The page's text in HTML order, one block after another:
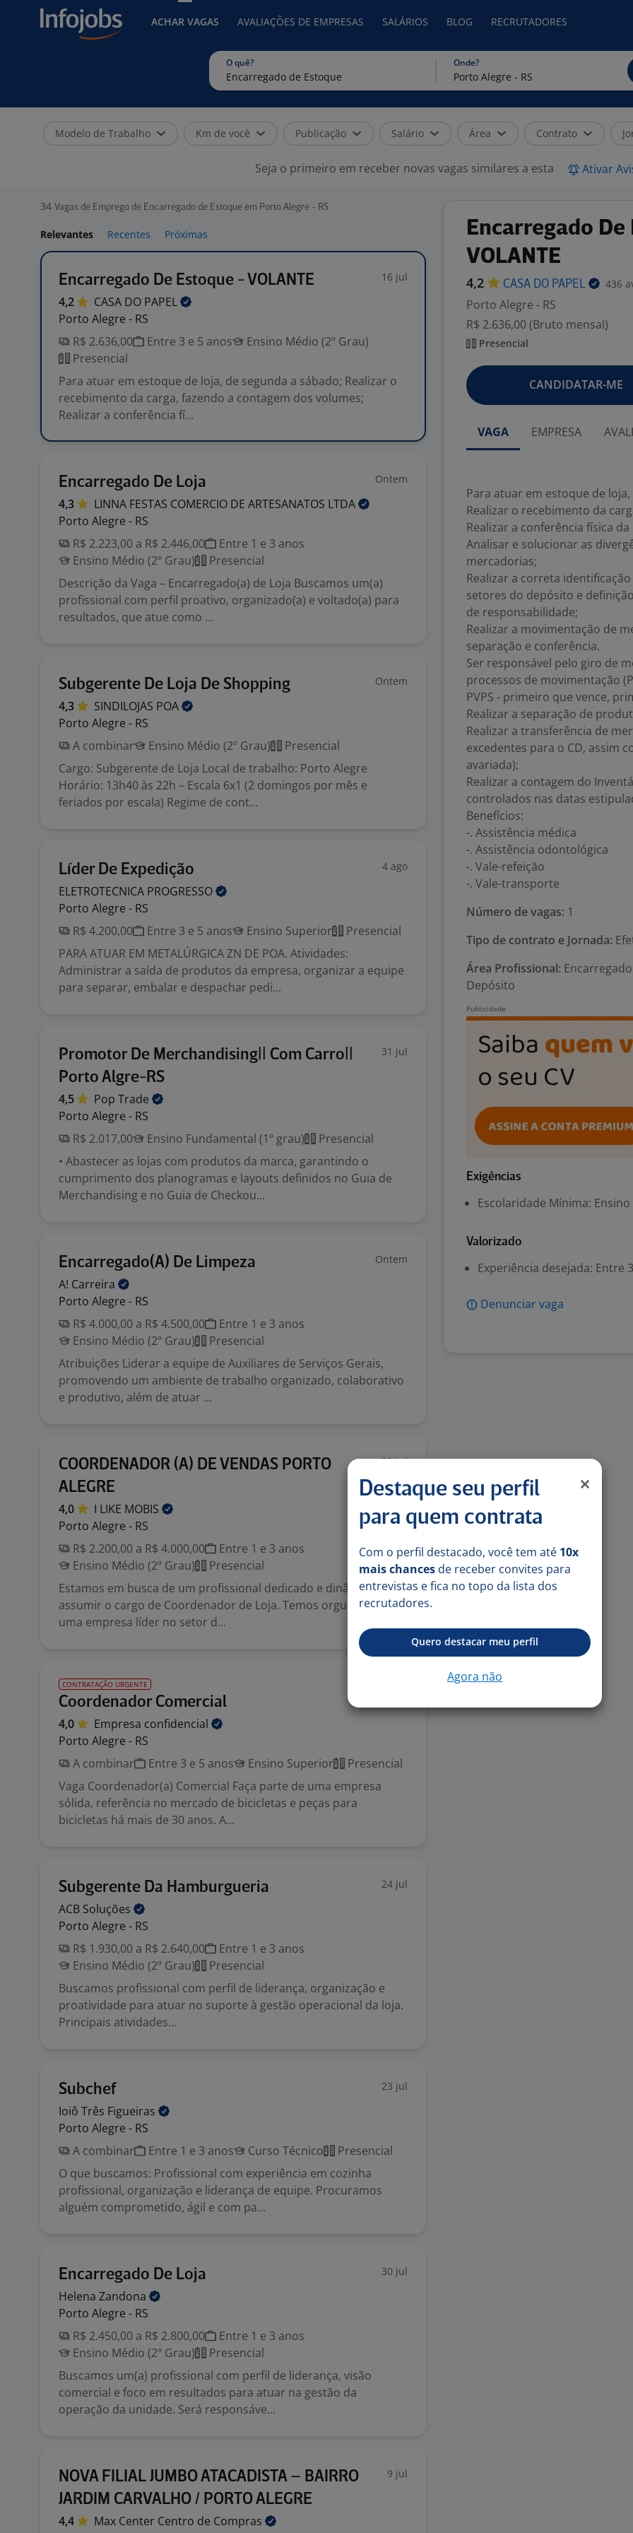
ACHAR VAGAS AVALIAÇÕES DE EMPRESAS SALÁRIOS BLOG RECRUTADORES
O quê? Onde?
Modelo de Trabalho Km de você Publicação Salário Área Contrato
Seja o primeiro em receber novas vagas similares a esta Ativar
34 Vagas de Emprego de Encarregado de Estoque em Porto Alegre - RS
Relevantes Recentes Próximas
Encarregado De Estoque - VOLANTE 16 jul
4,2 CASA DO PAPEL
Porto Alegre - RS
R$ 2.636,00
Entre 3 e 5 anos
Ensino Médio (2º Grau)
Presencial
Para atuar em estoque de loja, de segunda a sábado; Realizar o
recebimento da carga, fazendo a contagem dos volumes;
Realizar a conferência fí...
Encarregado De Loja Ontem
4,3 LINNA FESTAS COMERCIO DE ARTESANATOS LTDA
Porto Alegre - RS
R$ 2.223,00 a R$ 2.446,00
Entre 1 e 3 anos
Ensino Médio (2º Grau)
Presencial
Descrição da Vaga – Encarregado(a) de Loja Buscamos um(a)
profissional com perfil proativo, organizado(a) e voltado(a) para
resultados, que atue como ...
Subgerente De Loja De Shopping Ontem
4,3 SINDILOJAS POA
Porto Alegre - RS
A combinar
Ensino Médio (2º Grau)
Presencial
Cargo: Subgerente de Loja Local de trabalho: Porto Alegre
Horário: 13h40 às 22h – Escala 6x1 (2 domingos por mês e
feriados por escala) Regime de cont...
Líder De Expedição 4 ago
ELETROTECNICA PROGRESSO
Porto Alegre - RS
R$ 4.200,00
Entre 3 e 5 anos Ensino Superior
Presencial
PARA ATUAR EM METALÚRGICA ZN DE POA. Atividades:
Administrar a saída de produtos da empresa, organizar a equipe
para separar, embalar e despachar pedi...
Promotor De Merchandising|| Com Carro||
Porto Algre-RS
31 jul
4,5 Pop Trade
Porto Alegre - RS
R$ 2.017,00
Ensino Fundamental (1º grau)
Presencial
• Abastecer as lojas com produtos da marca, garantindo o
cumprimento dos planogramas e layouts definidos no Guia de
Merchandising e no Guia de Checkou...
Encarregado(A) De Limpeza Ontem
A! Carreira
Porto Alegre - RS
R$ 4.000,00 a R$ 4.500,00
Entre 1 e 3 anos
Ensino Médio (2º Grau)
Presencial
Atribuições Liderar a equipe de Auxiliares de Serviços Gerais,
promovendo um ambiente de trabalho organizado, colaborativo
e produtivo, além de atuar ...
COORDENADOR (A) DE VENDAS PORTO
ALEGRE
30 jul
4,0 I LIKE MOBIS
Porto Alegre - RS
R$ 2.200,00 a R$ 4.000,00
Entre 1 e 3 anos
Ensino Médio (2º Grau)
Presencial
Estamos em busca de um profissional dedicado e dinâmico para
assumir o cargo de Coordenador de Loja. Temos orgulho de ser
uma empresa líder no setor d...
CONTRATAÇÃO URGENTE
Coordenador Comercial
4,0 Empresa confidencial
Porto Alegre - RS
A combinar
Entre 3 e 5 anos Ensino Superior
Presencial
Vaga Coordenador(a) Comercial Faça parte de uma empresa
sólida, referência no mercado de bicicletas e peças para
bicicletas há mais de 30 anos. A...
Subgerente Da Hamburgueria 24 jul
ACB Soluções
Porto Alegre - RS
R$ 1.930,00 a R$ 2.640,00
Entre 1 e 3 anos
Ensino Médio (2º Grau)
Presencial
Buscamos profissional com perfil de liderança, organização e
proatividade para atuar no suporte à gestão operacional da loja.
Principais atividades...
Subchef 23 jul
Ioiô Três Figueiras
Porto Alegre - RS
A combinar
Entre 1 e 3 anos Curso Técnico
Presencial
O que buscamos: Profissional com experiência em cozinha
profissional, organização e liderança de equipe. Procuramos
alguém comprometido, ágil e com pa...
Encarregado De Loja 30 jul
Helena Zandona
Porto Alegre - RS
R$ 2.450,00 a R$ 2.800,00
Entre 1 e 3 anos
Ensino Médio (2º Grau)
Presencial
Buscamos um(a) profissional com perfil de liderança, visão
comercial e foco em resultados para atuar na gestão da
operação da unidade. Será responsáve...
NOVA FILIAL JUMBO ATACADISTA – BAIRRO
JARDIM CARVALHO / PORTO ALEGRE
9 jul
4,4 Max Center Centro de Compras
Encarregado De
VOLANTE
4,2 CASA DO PAPEL 436
Porto Alegre - RS
R$ 2.636,00 (Bruto mensal)
Presencial
CANDIDATAR-ME
VAGA EMPRESA
Para atuar em estoque de
Realizar o recebimento da
Realizar a conferência física
Analisar e solucionar as
mercadorias;
Realizar a correta
setores do depósito e
de responsabilidade;
Realizar a movimentação de
separação e conferência.
Ser responsável pelo giro de
processos de movimentação
PVPS - primeiro que vence,
Realizar a separação de
Realizar a transferência de
excedentes para o CD, assim
avariada);
Realizar a contagem do
controlados nas datas
Benefícios:
-. Assistência médica
-. Assistência odontológica
-. Vale-refeição
-. Vale-transporte
Número de vagas: 1
Tipo de contrato e Jornada:
Área Profissional:
Depósito
Exigências
Escolaridade Mínima: Ensino
Valorizado
Experiência desejada: Entre
Denunciar vaga
Destaque seu perfil
para quem contrata
Com o perfil destacado, você tem até 10x
mais chances de receber convites para
entrevistas e fica no topo da lista dos
recrutadores.
Quero destacar meu perfil
Agora não